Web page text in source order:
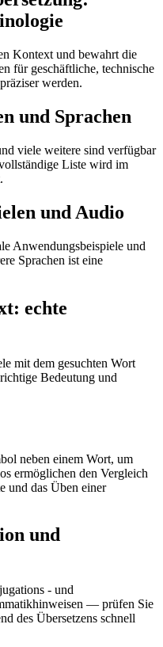
Kontext und bewahrt die
für geschäftliche, technische
werden.
und Sprachen
viele weitere sind verfügbar
Liste wird im
und Audio
Anwendungsbeispiele und
Sprachen ist eine
echte
mit dem gesuchten Wort
Bedeutung und
neben einem Wort, um
ermöglichen den Vergleich
und das Üben einer
und
- und
— prüfen Sie
des Übersetzens schnell